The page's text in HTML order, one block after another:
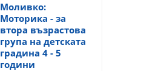
Моливко:
Моторика - за
втора възрастова
група на детската
градина 4 - 5
години